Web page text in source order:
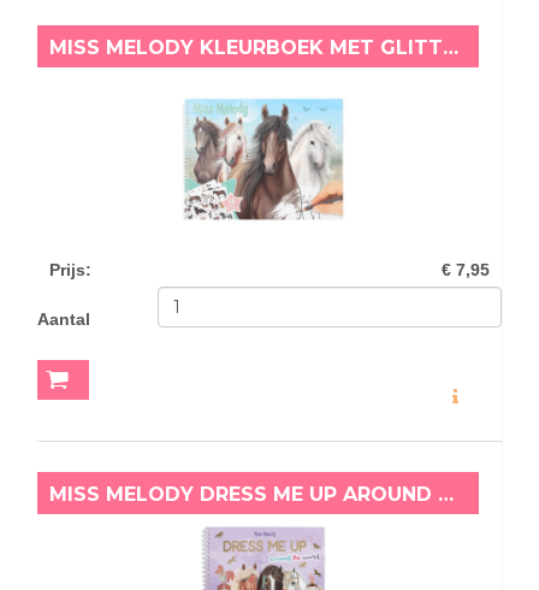
MISS MELODY KLEURBOEK MET GLITTERSTICKERS PAARDEN
Prijs: € 7,95
Aantal
MISS MELODY DRESS ME UP AROUND THE WORLD